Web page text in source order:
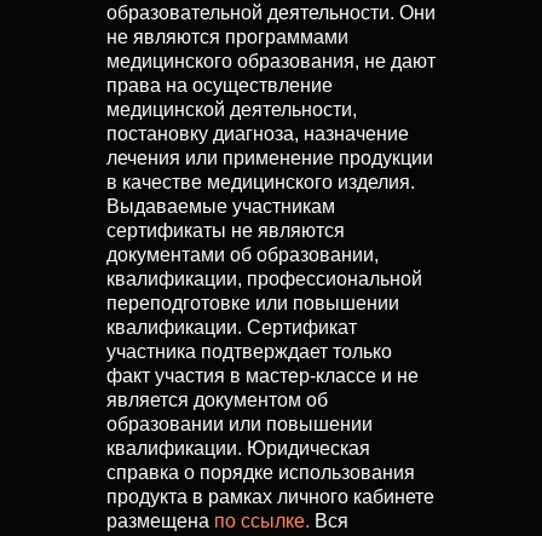
образовательной деятельности. Они
не являются программами
медицинского образования, не дают
права на осуществление
медицинской деятельности,
постановку диагноза, назначение
лечения или применение продукции
в качестве медицинского изделия.
Выдаваемые участникам
сертификаты не являются
документами об образовании,
квалификации, профессиональной
переподготовке или повышении
квалификации. Сертификат
участника подтверждает только
факт участия в мастер-классе и не
является документом об
образовании или повышении
квалификации. Юридическая
справка о порядке использования
продукта в рамках личного кабинете
размещена по ссылке. Вся